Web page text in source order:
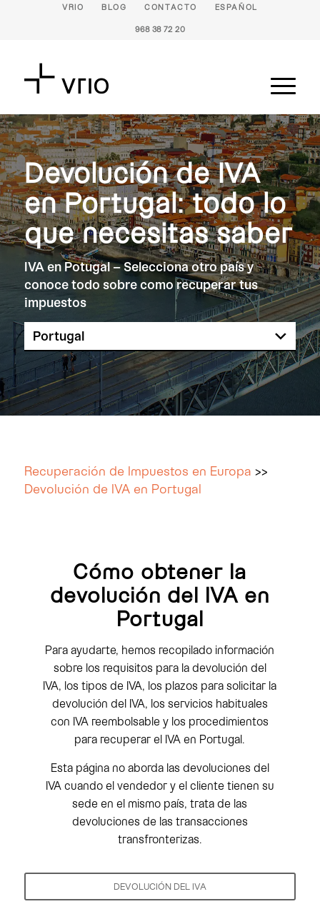
VRIO BLOG CONTACTO ESPAÑOL
968 38 72 20
Devolución de IVA
en Portugal: todo lo
que necesitas saber
IVA en Potugal – Selecciona otro país y
conoce todo sobre como recuperar tus
impuestos
Recuperación de Impuestos en Europa >>
Devolución de IVA en Portugal
Cómo obtener la
devolución del IVA en
Portugal
Para ayudarte, hemos recopilado información
sobre los requisitos para la devolución del
IVA, los tipos de IVA, los plazos para solicitar la
devolución del IVA, los servicios habituales
con IVA reembolsable y los procedimientos
para recuperar el IVA en Portugal.
Esta página no aborda las devoluciones del
IVA cuando el vendedor y el cliente tienen su
sede en el mismo país, trata de las
devoluciones de las transacciones
transfronterizas.
DEVOLUCIÓN DEL IVA